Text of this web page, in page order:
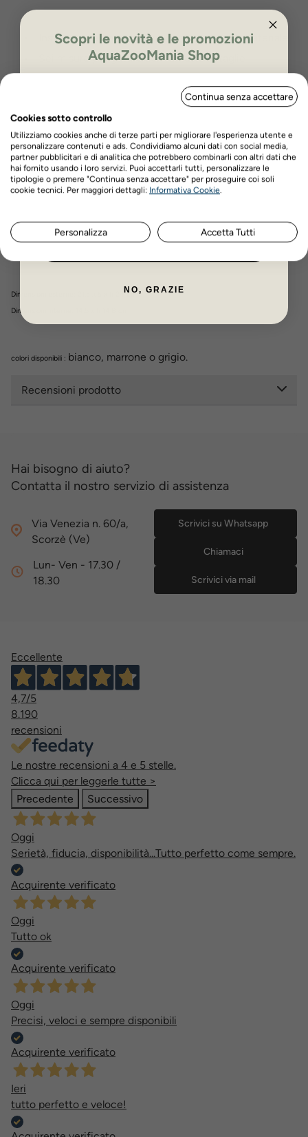
Installazione universale su qualsiasi tipo di materiale
Sei misure per gatti e cani di tutte le taglie
Modelli Swing 11 e 15 per cani o gatti grandi
Sistema di protezione contro le correnti d'aria
(esclusi modelli Swing 1 e 3)
Sistema di chiusure a quattro vie (escluso Swing 1)
Indicatore di ultimo passaggio (solo Swing 5 e 7)
Dimensioni esterne: 21,5 x 5 x h 24 cm
Dimensioni interne: 14,5 x h 14,8 cm
colori disponibili : bianco, marrone o grigio.
Recensioni prodotto
Hai bisogno di aiuto?
Contatta il nostro servizio di assistenza
Via Venezia n. 60/a,
Scorzè (Ve)
Lun- Ven - 17.30 /
18.30
Scrivici su Whatsapp
Chiamaci
Scrivici via mail
Eccellente
4,7/5
8.190
recensioni
Le nostre recensioni a 4 e 5 stelle.
Clicca qui per leggerle tutte >
Precedente
Successivo
Oggi
Serietà, fiducia, disponibilità...Tutto perfetto come sempre.
Acquirente verificato
Oggi
Tutto ok
Acquirente verificato
Oggi
Precisi, veloci e sempre disponibili
Acquirente verificato
Ieri
tutto perfetto e veloce!
Scopri le novità e le promozioni
AquaZooMania Shop
ISCRIVITI PER OTTENERE IL 5%
DI SCONTO
Nome Cognome
NO, GRAZIE
Continua senza accettare
Cookies sotto controllo
Utilizziamo cookies anche di terze parti per migliorare l'esperienza utente e
personalizzare contenuti e ads. Condividiamo alcuni dati con social media,
partner pubblicitari e di analitica che potrebbero combinarli con altri dati che
hai fornito usando i loro servizi. Puoi accettarli tutti, personalizzare le
tipologie o premere "Continua senza accettare" per proseguire coi soli
cookie tecnici. Per maggiori dettagli: Informativa Cookie.
Personalizza Accetta Tutti